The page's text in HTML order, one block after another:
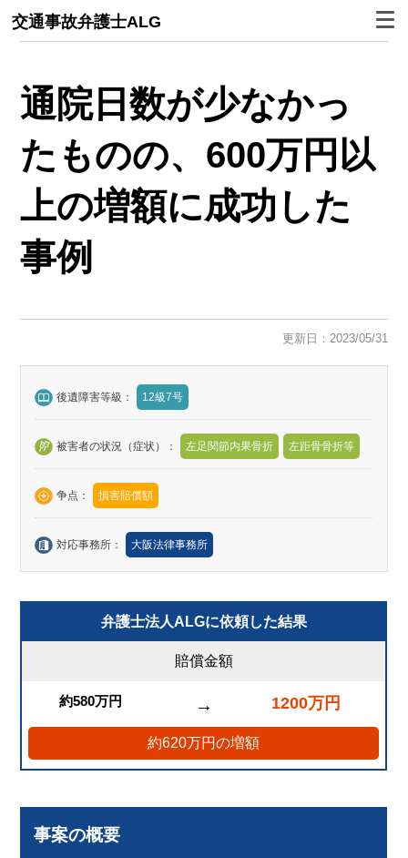
交通事故弁護士ALG
通院日数が少なかっ
たものの、600万円以
上の増額に成功した
事例
更新日：2023/05/31
後遺障害等級： 12級7号
被害者の状況（症状）： 左足関節内果骨折 左距骨骨折等
争点： 損害賠償額
対応事務所： 大阪法律事務所
弁護士法人ALGに依頼した結果
賠償金額
約580万円 → 1200万円
約620万円の増額
事案の概要